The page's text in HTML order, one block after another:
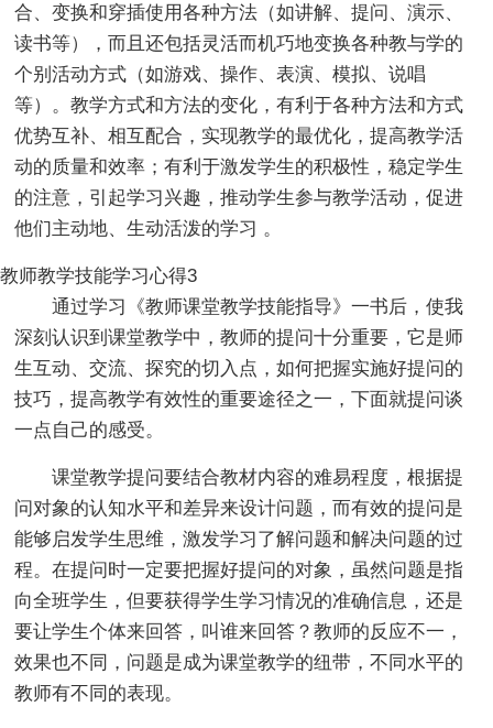
合、变换和穿插使用各种方法（如讲解、提问、演示、
读书等），而且还包括灵活而机巧地变换各种教与学的
个别活动方式（如游戏、操作、表演、模拟、说唱
等）。教学方式和方法的变化，有利于各种方法和方式
优势互补、相互配合，实现教学的最优化，提高教学活
动的质量和效率；有利于激发学生的积极性，稳定学生
的注意，引起学习兴趣，推动学生参与教学活动，促进
他们主动地、生动活泼的学习 。
教师教学技能学习心得3
通过学习《教师课堂教学技能指导》一书后，使我
深刻认识到课堂教学中，教师的提问十分重要，它是师
生互动、交流、探究的切入点，如何把握实施好提问的
技巧，提高教学有效性的重要途径之一，下面就提问谈
一点自己的感受。
课堂教学提问要结合教材内容的难易程度，根据提
问对象的认知水平和差异来设计问题，而有效的提问是
能够启发学生思维，激发学习了解问题和解决问题的过
程。在提问时一定要把握好提问的对象，虽然问题是指
向全班学生，但要获得学生学习情况的准确信息，还是
要让学生个体来回答，叫谁来回答？教师的反应不一，
效果也不同，问题是成为课堂教学的纽带，不同水平的
教师有不同的表现。